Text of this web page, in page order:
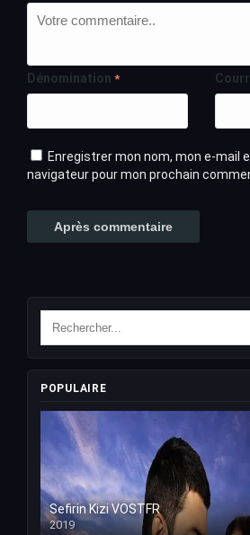
Dénomination *
Enregistrer mon nom, mon e-mail
navigateur pour mon prochain
POPULAIRE
Sefirin Kizi VOSTFR
2019